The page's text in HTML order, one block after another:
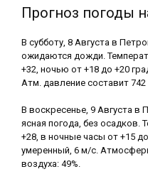
Прогноз погоды
В субботу, 8 Августа в
ожидаются дожди.
+32, ночью от +18 до +20
Атм. давление составит
В воскресенье, 9 Августа в
ясная погода, без осадков.
+28, в ночные часы от +15
умеренный, 6 м/с.
воздуха: 49%.